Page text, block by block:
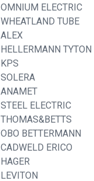
OMNIUM ELECTRIC
WHEATLAND TUBE
ALEX
HELLERMANN TYTON
KPS
SOLERA
ANAMET
STEEL ELECTRIC
THOMAS&BETTS
OBO BETTERMANN
CADWELD ERICO
HAGER
LEVITON